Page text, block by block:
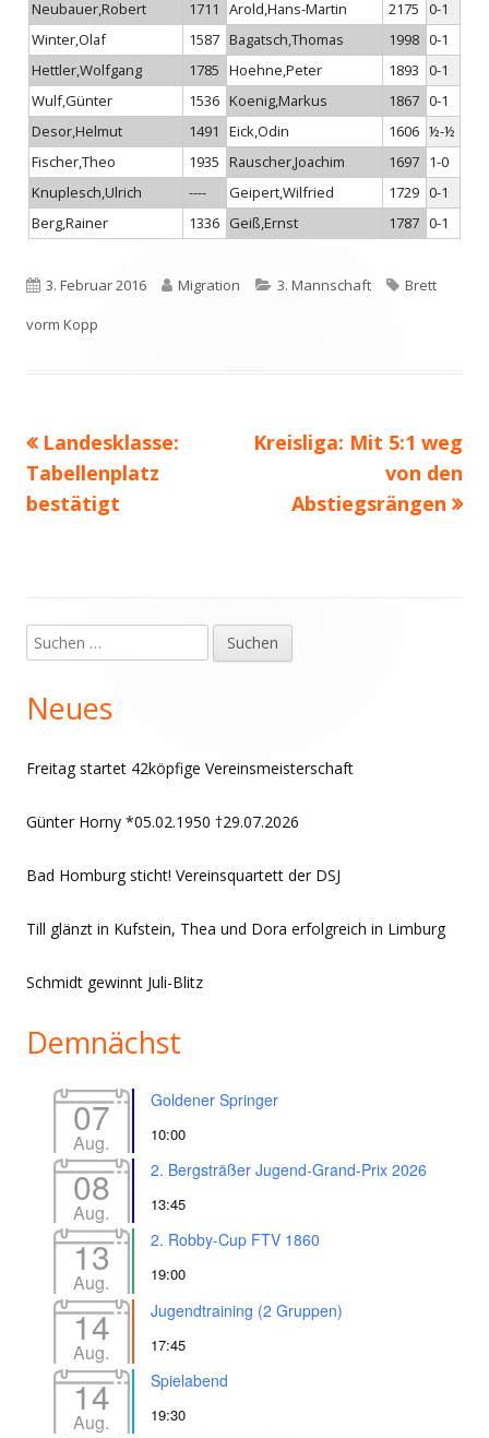
Neubauer,Robert 1711 Arold,Hans-Martin 2175 0-1
Winter,Olaf
1587 Bagatsch,Thomas 1998 0-1
Hettler,Wolfgang
1785 Hoehne,Peter 1893 0-1
Wulf,Günter
1536 Koenig,Markus 1867 0-1
Desor,Helmut
1491 Eick,Odin 1606 ½-½
Fischer,Theo
1935 Rauscher,Joachim 1697 1-0
Knuplesch,Ulrich
---- Geipert,Wilfried 1729 0-1
Berg,Rainer
1336 Geiß,Ernst 1787 0-1
Veröffentlicht
am
3. Februar 2016 Autor
Migration Kategorien
3. Mannschaft
Brett
vorm Kopp
Beitragsnavigation
Vorheriger
Beitrag:
Landesklasse:
Tabellenplatz
bestätigt
Nächster
Kreisliga: Mit 5:1 weg
von den
Abstiegsrängen
Haupt-
Seitenleiste
Suchen
nach:
Neues
Freitag startet 42köpfige Vereinsmeisterschaft
Günter Horny *05.02.1950 †29.07.2026
Bad Homburg sticht! Vereinsquartett der DSJ
Till glänzt in Kufstein, Thea und Dora erfolgreich in Limburg
Schmidt gewinnt Juli-Blitz
Demnächst
07
Aug.
Goldener Springer
10:00
08
Aug.
2. Bergsträßer Jugend-Grand-Prix 2026
13:45
13
Aug.
2. Robby-Cup FTV 1860
19:00
14
Aug.
Jugendtraining (2 Gruppen)
17:45
14
Aug.
Spielabend
19:30